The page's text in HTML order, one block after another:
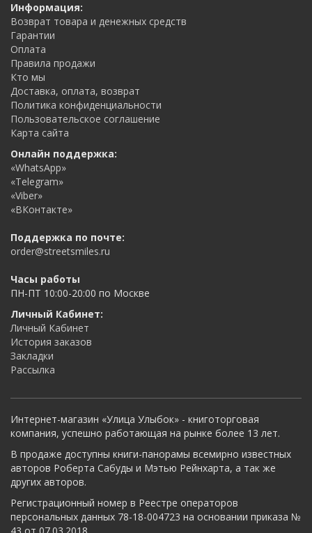
Информация:
Возврат товара и денежных средств
Гарантии
Оплата
Правила продажи
Кто мы
Доставка, оплата, возврат
Политика конфиденциальности
Пользовательское соглашение
Карта сайта
Онлайн поддержка:
«WhatsApp»
«Telegram»
«Viber»
«ВКонтакте»
Поддержка по почте:
order@streetsmiles.ru
Часы работы
ПН-ПТ 10:00-20:00 по Москве
Личный Кабинет:
Личный Кабинет
История заказов
Закладки
Рассылка
Интернет-магазин «Улица Улыбок» - книготорговая
компания, успешно работающая на рынке более 13 лет.
В продаже доступны книги-панорамы всемирно известных
авторов Роберта Сабуды и Мэтью Рейнхарта, а так же
других авторов.
Регистрационный номер в Реестре операторов
персональных данных 78-18-004723 на основании приказа №